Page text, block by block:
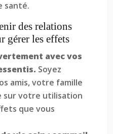
santé.
des relations
gérer les effets
avec vos
Soyez
amis, votre famille
votre utilisation
que vous